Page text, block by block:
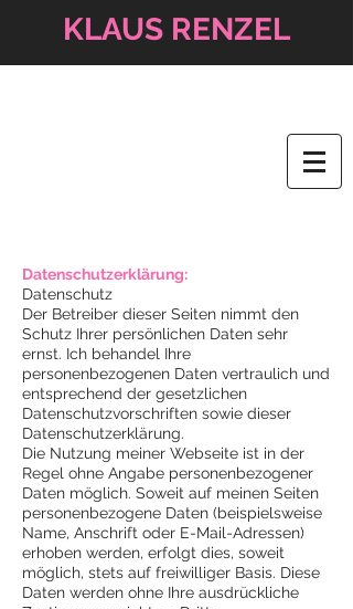
KLAUS RENZEL
Datenschutzerklärung:
Datenschutz
Der Betreiber dieser Seiten nimmt den
Schutz Ihrer persönlichen Daten sehr
ernst. Ich behandel Ihre
personenbezogenen Daten vertraulich und
entsprechend der gesetzlichen
Datenschutzvorschriften sowie dieser
Datenschutzerklärung.
Die Nutzung meiner Webseite ist in der
Regel ohne Angabe personenbezogener
Daten möglich. Soweit auf meinen Seiten
personenbezogene Daten (beispielsweise
Name, Anschrift oder E-Mail-Adressen)
erhoben werden, erfolgt dies, soweit
möglich, stets auf freiwilliger Basis. Diese
Daten werden ohne Ihre ausdrückliche